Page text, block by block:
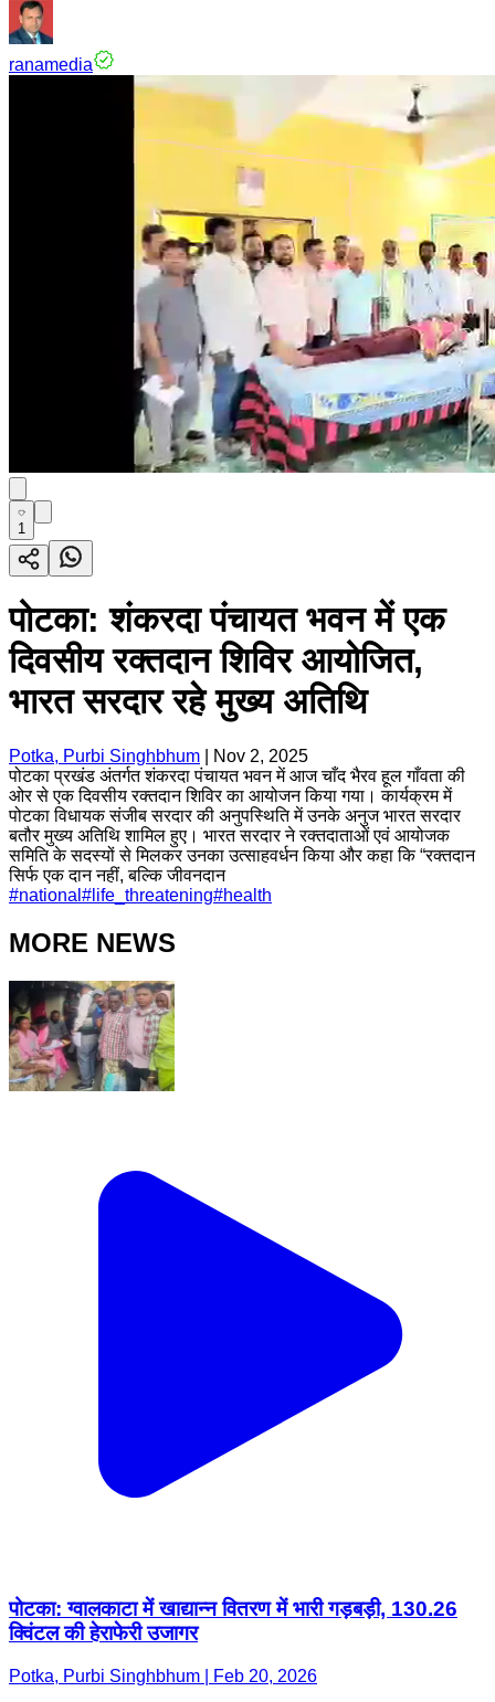
ranamedia
1
पोटका: शंकरदा पंचायत भवन में एक
दिवसीय रक्तदान शिविर आयोजित,
भारत सरदार रहे मुख्य अतिथि
Potka, Purbi Singhbhum
Nov 2, 2025
पोटका प्रखंड अंतर्गत शंकरदा पंचायत भवन में आज चाँद भैरव हूल गाँवता की
ओर से एक दिवसीय रक्तदान शिविर का आयोजन किया गया। कार्यक्रम में
पोटका विधायक संजीब सरदार की अनुपस्थिति में उनके अनुज भारत सरदार
बतौर मुख्य अतिथि शामिल हुए। भारत सरदार ने रक्तदाताओं एवं आयोजक
समिति के सदस्यों से मिलकर उनका उत्साहवर्धन किया और कहा कि “रक्तदान
सिर्फ एक दान नहीं, बल्कि जीवनदान
#national # life_threatening#health
MORE NEWS
पोटका: ग्वालकाटा में खाद्यान्न वितरण में भारी गड़बड़ी, 130.26
क्विंटल की हेराफेरी उजागर
Potka, Purbi Singhbhum | Feb 20, 2026